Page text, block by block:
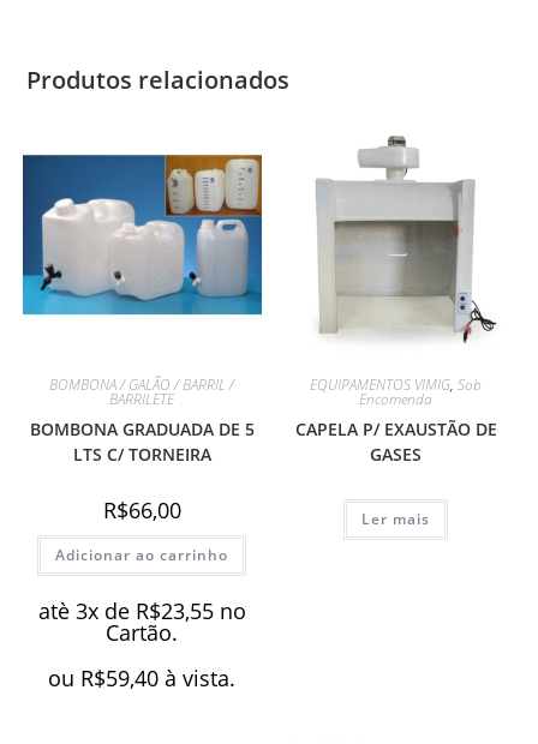
Produtos relacionados
BOMBONA / GALÃO / BARRIL /
BARRILETE
BOMBONA GRADUADA DE 5
LTS C/ TORNEIRA
R$66,00
Adicionar ao carrinho
atè 3x de R$23,55 no
Cartão.
ou R$59,40 à vista.
EQUIPAMENTOS VIMIG,Sob
Encomenda
CAPELA P/ EXAUSTÃO DE
GASES
Ler mais